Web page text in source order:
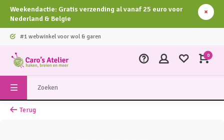
Weekendactie: Gratis verzending al vanaf 25 euro voor
Nederland & Belgie
#1 webwinkel voor wol & garen
0
Terug